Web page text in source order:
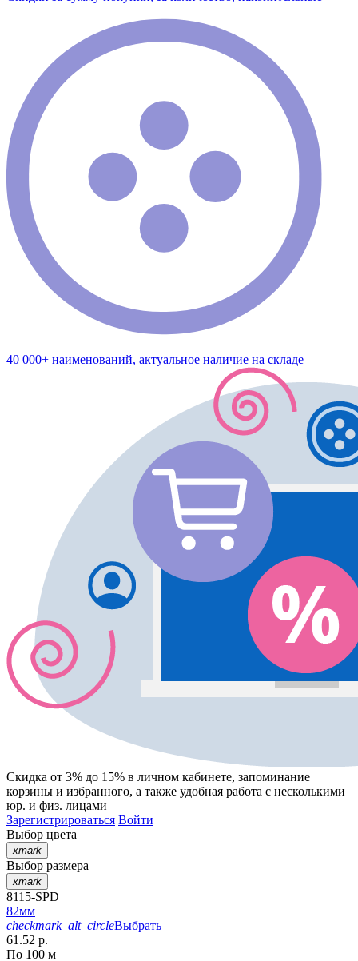
40 000+ наименований, актуальное наличие на складе
Скидка от 3% до 15% в личном кабинете, запоминание
корзины и избранного, а также удобная работа с несколькими
юр. и физ. лицами
Зарегистрироваться Войти
Выбор цвета
xmark
Выбор размера
xmark
8115-SPD
82мм
checkmark_alt_circleВыбрать
61.52 р.
По 100 м